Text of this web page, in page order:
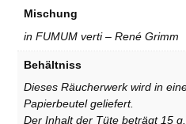
Mischung
in FUMUM verti – René Grimm
Behältniss
Dieses Räucherwerk wird in
Papierbeutel geliefert.
Der Inhalt der Tüte beträgt 15 g.